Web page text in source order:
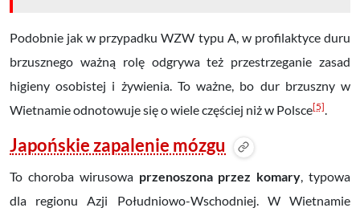
Podobnie jak w przypadku WZW typu A, w profilaktyce duru
brzusznego ważną rolę odgrywa też przestrzeganie zasad
higieny osobistej i żywienia. To ważne, bo dur brzuszny w
Wietnamie odnotowuje się o wiele częściej niż w Polsce[5].
Japońskie zapalenie mózgu
To choroba wirusowa przenoszona przez komary, typowa
dla regionu Azji Południowo-Wschodniej. W Wietnamie